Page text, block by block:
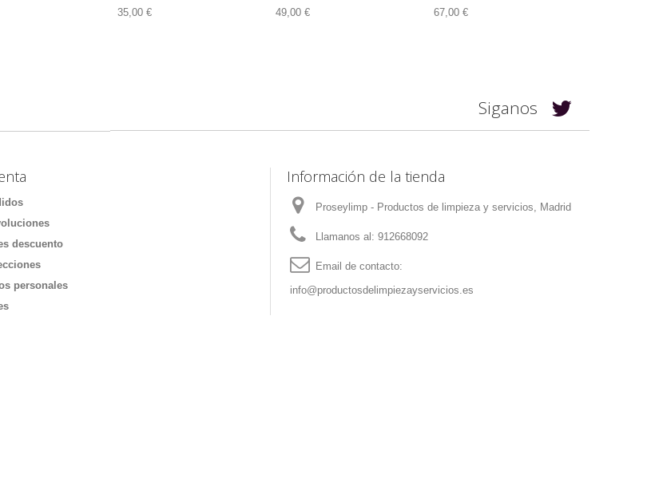
35,00 € 49,00 € 67,00 €
Siganos
descuento
personales
Información de la tienda
Proseylimp - Productos de limpieza y servicios, Madrid
Llamanos al: 912668092
Email de contacto:
info@productosdelimpiezayservicios.es